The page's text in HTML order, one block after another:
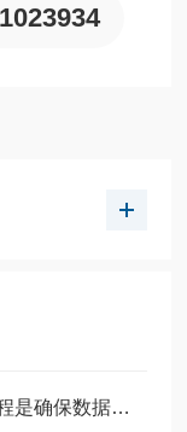
掌握水中二氧化碳测定仪规范使用流程是确保数据准确可靠的前提